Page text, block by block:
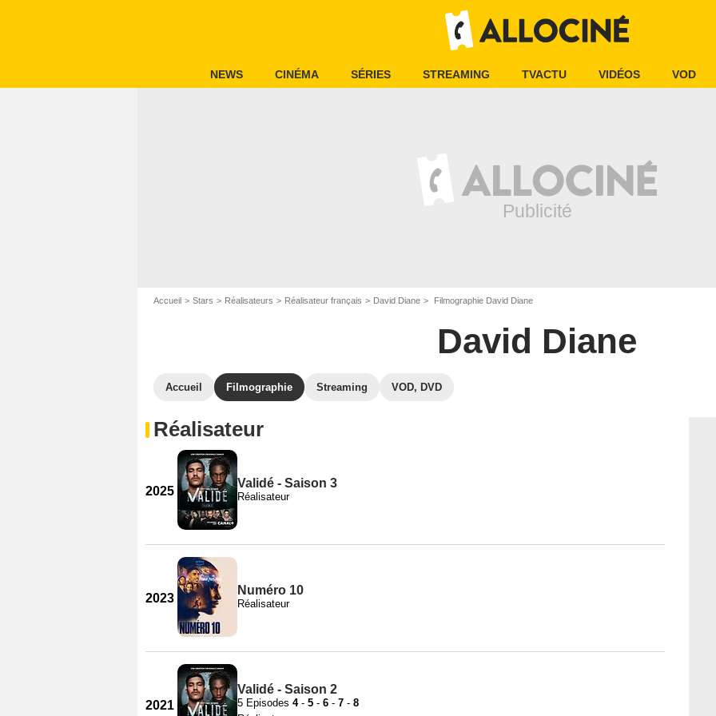
NEWS CINÉMA SÉRIES STREAMING TVACTU VIDÉOS VOD
Accueil Stars Réalisateurs Réalisateur français David Diane Filmographie David Diane
David Diane
Accueil Filmographie Streaming VOD, DVD
Réalisateur
2025
Validé - Saison 3
Réalisateur
2023
Numéro 10
Réalisateur
2021
Validé - Saison 2
5 Episodes 4- 5 - 6 - 7 - 8